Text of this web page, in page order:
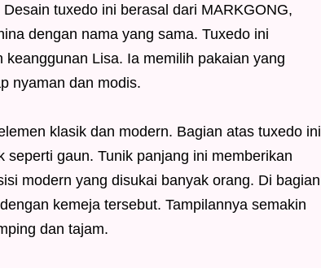
tuxedo ini berasal dari MARKGONG,
dengan nama yang sama. Tuxedo ini
Lisa. Ia memilih pakaian yang
nyaman dan modis.
klasik dan modern. Bagian atas tuxedo ini
gaun. Tunik panjang ini memberikan
modern yang disukai banyak orang. Di bagian
kemeja tersebut. Tampilannya semakin
dan tajam.